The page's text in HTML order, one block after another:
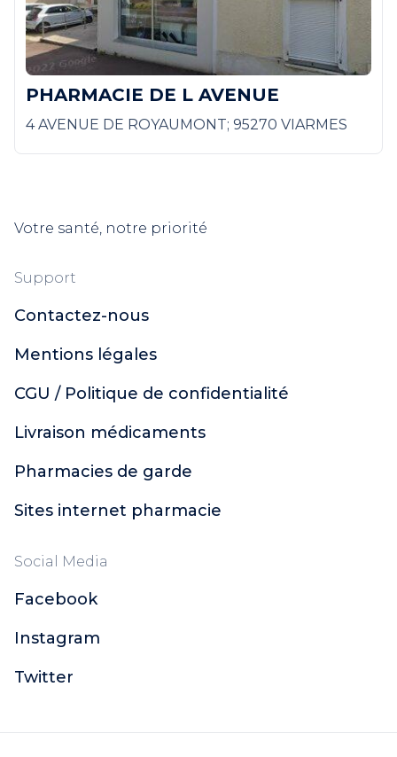
PHARMACIE DE L AVENUE
4 AVENUE DE ROYAUMONT; 95270 VIARMES
Votre santé, notre priorité
Support
Contactez-nous
Mentions légales
CGU / Politique de confidentialité
Livraison médicaments
Pharmacies de garde
Sites internet pharmacie
Social Media
Facebook
Instagram
Twitter